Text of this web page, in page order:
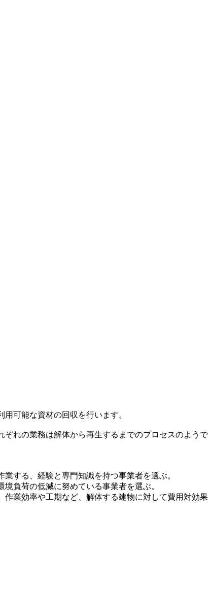
可能な資材の回収を行います。
れの業務は解体から再生するまでのプロセスのようで
する、経験と専門知識を持つ事業者を選ぶ。
負荷の低減に努めている事業者を選ぶ。
業効率や工期など、解体する建物に対して費用対効果